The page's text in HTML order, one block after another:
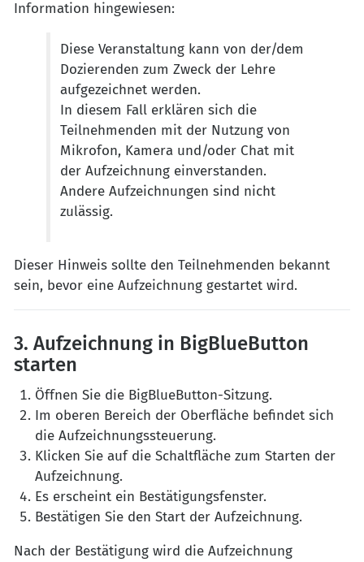
Information hingewiesen:
Diese Veranstaltung kann von der/dem
Dozierenden zum Zweck der Lehre
aufgezeichnet werden.
In diesem Fall erklären sich die
Teilnehmenden mit der Nutzung von
Mikrofon, Kamera und/oder Chat mit
der Aufzeichnung einverstanden.
Andere Aufzeichnungen sind nicht
zulässig.
Dieser Hinweis sollte den Teilnehmenden bekannt
sein, bevor eine Aufzeichnung gestartet wird.
3. Aufzeichnung in BigBlueButton
starten
Öffnen Sie die BigBlueButton-Sitzung.
Im oberen Bereich der Oberfläche befindet sich
die Aufzeichnungssteuerung.
Klicken Sie auf die Schaltfläche zum Starten der
Aufzeichnung.
Es erscheint ein Bestätigungsfenster.
Bestätigen Sie den Start der Aufzeichnung.
Nach der Bestätigung wird die Aufzeichnung